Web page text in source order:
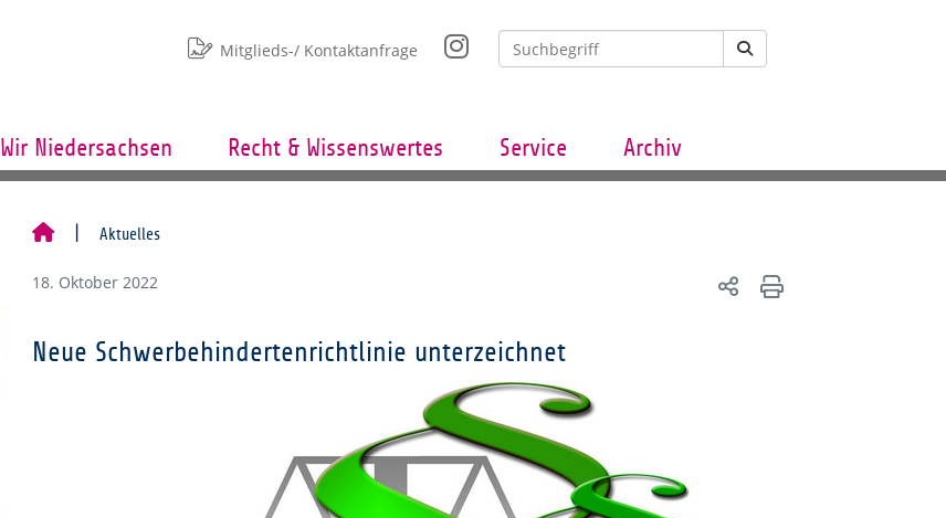
Mitglieds-/ Kontaktanfrage
Wir Niedersachsen Recht & Wissenswertes Service Archiv
Aktuelles
18. Oktober 2022
Neue Schwerbehindertenrichtlinie unterzeichnet